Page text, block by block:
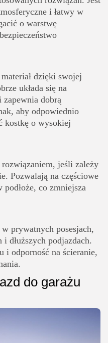
i łatwy w
o warstwę
dzięki swojej
układa się na
dobrą
aby odpowiednio
kostkę o wysokiej
rozwiązaniem, jeśli zależy
Pozwalają na częściowe
co zmniejsza
prywatnych posesjach,
dłuższych podjazdach.
i odporność na ścieranie,
do garażu